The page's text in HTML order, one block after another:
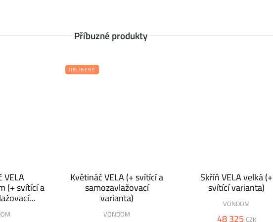
Příbuzné produkty
VELA
(+ svítící a
OBLÍBENÉ
Květináč VELA (+ svítící a
samozavlažovací
varianta)
VONDOM
Skříň VELA velká (+
svítící varianta)
VONDOM
48 325 CZK